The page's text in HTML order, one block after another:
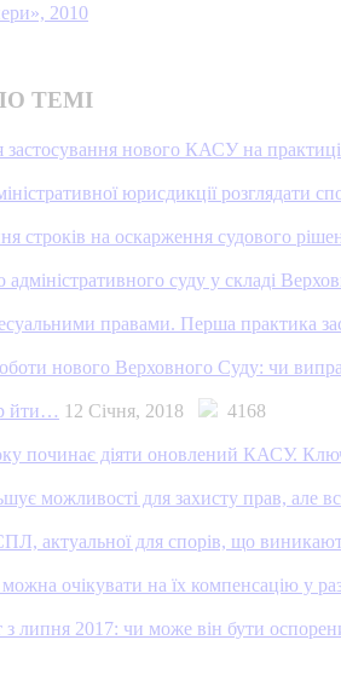
2010
ТЕМІ
застосування нового КАСУ на практиці
юрисдикції розглядати
строків на оскарження судового
адміністративного суду у складі
правами. Перша практика
нового Верховного Суду: чи
йти… 12 Січня, 2018 4168
починає діяти оновлений КАСУ.
можливості для захисту прав, але
актуальної для спорів, що
очікувати на їх компенсацію у
липня 2017: чи може він бути